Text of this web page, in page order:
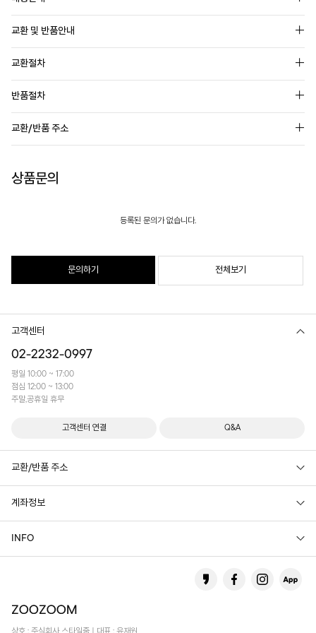
교환 및 반품안내
교환절차
반품절차
교환/반품 주소
상품문의
등록된 문의가 없습니다.
문의하기 전체보기
고객센터
02-2232-0997
평일 10:00 ~ 17:00
점심 12:00 ~ 13:00
주말,공휴일 휴무
고객센터 연결 Q&A
교환/반품 주소
계좌정보
INFO
상호 : 주식회사 스타일줌 | 대표 : 유재원